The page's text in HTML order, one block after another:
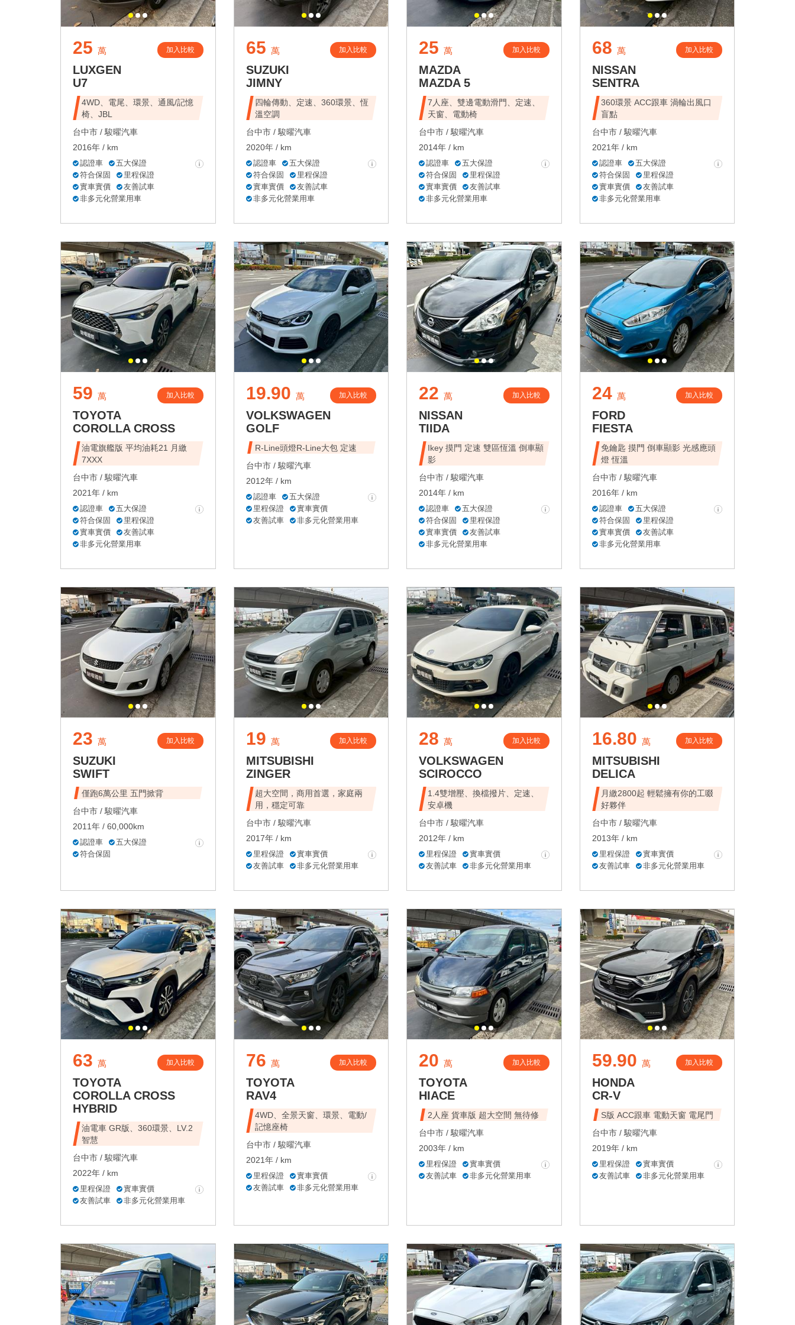
25 萬 加入比較
LUXGEN
U7
4WD、電尾、環景、通風/記憶
椅、JBL
台中市 / 駿曜汽車
2016年 / km
認證車
五大保證
符合保固
里程保證
實車實價
友善試車
非多元化營業用車
65 萬 加入比較
SUZUKI
JIMNY
四輪傳動、定速、360環景、恆
溫空調
台中市 / 駿曜汽車
2020年 / km
認證車
五大保證
符合保固
里程保證
實車實價
友善試車
非多元化營業用車
25 萬 加入比較
MAZDA
MAZDA 5
7人座、雙邊電動滑門、定速、
天窗、電動椅
台中市 / 駿曜汽車
2014年 / km
認證車
五大保證
符合保固
里程保證
實車實價
友善試車
非多元化營業用車
68 萬 加入比較
NISSAN
SENTRA
360環景 ACC跟車 渦輪出風口
盲點
台中市 / 駿曜汽車
2021年 / km
認證車
五大保證
符合保固
里程保證
實車實價
友善試車
非多元化營業用車
59 萬 加入比較
TOYOTA
COROLLA CROSS
油電旗艦版 平均油耗21 月繳
7XXX
台中市 / 駿曜汽車
2021年 / km
認證車
五大保證
符合保固
里程保證
實車實價
友善試車
非多元化營業用車
19.90 萬 加入比較
VOLKSWAGEN
GOLF
R-Line頭燈R-Line大包 定速
台中市 / 駿曜汽車
2012年 / km
認證車
五大保證
里程保證
實車實價
友善試車
非多元化營業用車
22 萬 加入比較
NISSAN
TIIDA
Ikey 摸門 定速 雙區恆溫 倒車顯
影
台中市 / 駿曜汽車
2014年 / km
認證車
五大保證
符合保固
里程保證
實車實價
友善試車
非多元化營業用車
24 萬 加入比較
FORD
FIESTA
免鑰匙 摸門 倒車顯影 光感應頭
燈 恆溫
台中市 / 駿曜汽車
2016年 / km
認證車
五大保證
符合保固
里程保證
實車實價
友善試車
非多元化營業用車
23 萬 加入比較
SUZUKI
SWIFT
僅跑6萬公里 五門掀背
台中市 / 駿曜汽車
2011年 / 60,000km
認證車
五大保證
符合保固
19 萬 加入比較
MITSUBISHI
ZINGER
超大空間，商用首選，家庭兩
用，穩定可靠
台中市 / 駿曜汽車
2017年 / km
里程保證
實車實價
友善試車
非多元化營業用車
28 萬 加入比較
VOLKSWAGEN
SCIROCCO
1.4雙增壓、換檔撥片、定速、
安卓機
台中市 / 駿曜汽車
2012年 / km
里程保證
實車實價
友善試車
非多元化營業用車
16.80 萬 加入比較
MITSUBISHI
DELICA
月繳2800起 輕鬆擁有你的工啜
好夥伴
台中市 / 駿曜汽車
2013年 / km
里程保證
實車實價
友善試車
非多元化營業用車
63 萬 加入比較
TOYOTA
COROLLA CROSS
HYBRID
油電車 GR版、360環景、LV.2
智慧
台中市 / 駿曜汽車
2022年 / km
里程保證
實車實價
友善試車
非多元化營業用車
76 萬 加入比較
TOYOTA
RAV4
4WD、全景天窗、環景、電動/
記憶座椅
台中市 / 駿曜汽車
2021年 / km
里程保證
實車實價
友善試車
非多元化營業用車
20 萬 加入比較
TOYOTA
HIACE
2人座 貨車版 超大空間 無待修
台中市 / 駿曜汽車
2003年 / km
里程保證
實車實價
友善試車
非多元化營業用車
59.90 萬 加入比較
HONDA
CR-V
S版 ACC跟車 電動天窗 電尾門
台中市 / 駿曜汽車
2019年 / km
里程保證
實車實價
友善試車
非多元化營業用車